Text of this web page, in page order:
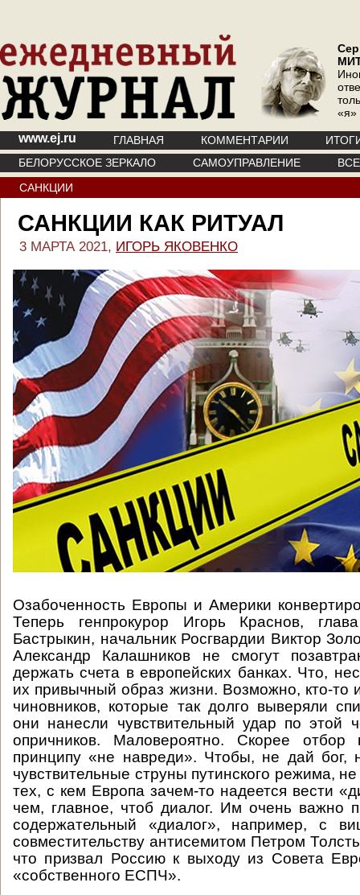
«я»
www.ej.ru ГЛАВНАЯ КОММЕНТАРИИ
БЕЛОРУССКОЕ ЗЕРКАЛО
САМОУПРАВЛЕНИЕ
САНКЦИИ
САНКЦИИ КАК РИТУАЛ
3 МАРТА 2021, ИГОРЬ ЯКОВЕНКО
Озабоченность Европы и Америки
Теперь генпрокурор Игорь Краснов,
Бастрыкин, начальник Росгвардии Виктор
Александр Калашников не смогут
держать счета в европейских банках. Что,
их привычный образ жизни. Возможно, кто-то
чиновников, которые так долго выверяли
они нанесли чувствительный удар по этой
опричников. Маловероятно. Скорее
принципу «не навреди». Чтобы, не дай бог,
чувствительные струны путинского режима, не
тех, с кем Европа зачем-то надеется вести
чем, главное, чтоб диалог. Им очень важно
содержательный «диалог», например, с
совместительству антисемитом Петром
что призвал Россию к выходу из Совета
«собственного ЕСПЧ».